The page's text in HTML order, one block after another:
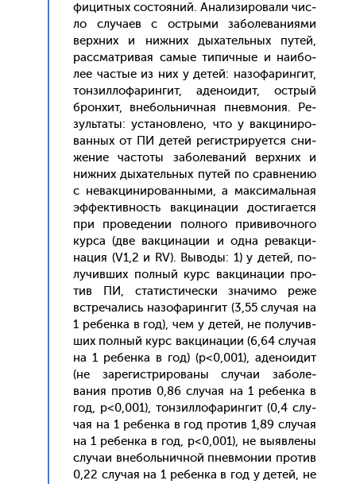
фицит­ных сос­то­яний. Ана­лизи­рова­ли чис­
ло слу­ча­ев с ос­тры­ми за­боле­вани­ями
вер­хних и ниж­них ды­хатель­ных пу­тей,
рас­смат­ри­вая са­мые ти­пич­ные и на­ибо­
лее час­тые из них у де­тей: на­зофа­рин­гит,
тон­зилло­фарин­гит, аде­но­идит, ос­трый
брон­хит, вне­боль­нич­ная пнев­мо­ния. Ре­
зуль­та­ты: ус­та­нов­ле­но, что у вак­ци­ниро­
ван­ных от ПИ де­тей ре­гис­три­ру­ет­ся сни­
жение час­то­ты за­боле­ваний вер­хних и
ниж­них ды­хатель­ных пу­тей по срав­не­нию
с не­вак­ци­ниро­ван­ны­ми, а мак­си­маль­ная
эф­фектив­ность вак­ци­нации дос­ти­га­ет­ся
при про­веде­нии пол­но­го при­вивоч­но­го
кур­са (две вак­ци­нации и од­на ре­вак­ци­
нация (V1,2 и RV). Вы­воды: 1) у де­тей, по­
лучив­ших пол­ный курс вак­ци­нации про­
тив ПИ, ста­тис­ти­чес­ки зна­чимо ре­же
встре­чались на­зофа­рин­гит (3,55 слу­чая на
1 ре­бен­ка в год), чем у де­тей, не по­лучив­
ших пол­ный курс вак­ци­нации (6,64 слу­чая
на 1 ре­бен­ка в год) (p<0,001), аде­но­идит
(не за­регис­три­рова­ны слу­чаи за­боле­
вания про­тив 0,86 слу­чая на 1 ре­бен­ка в
год, p<0,001), тон­зилло­фарин­гит (0,4 слу­
чая на 1 ре­бен­ка в год про­тив 1,89 слу­чая
на 1 ре­бен­ка в год, p<0,001), не вы­яв­ле­ны
слу­чаи вне­боль­нич­ной пнев­мо­нии про­тив
0,22 слу­чая на 1 ре­бен­ка в год у де­тей, не